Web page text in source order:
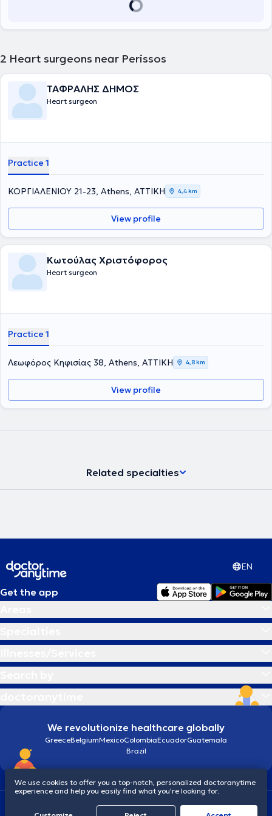
2 Heart surgeons near Perissos
ΤΑΦΡΑΛΗΣ ΔΗΜΟΣ
Heart surgeon
Practice 1
ΚΟΡΓΙΑΛΕΝΙΟΥ 21-23, Athens, ΑΤΤΙΚΗ 4,4 km
View profile
Κωτούλας Χριστόφορος
Heart surgeon
Practice 1
Λεωφόρος Κηφισίας 38, Athens, ΑΤΤΙΚΗ 4,8 km
View profile
Related specialties
EN
Get the app
We revolutionize healthcare globally
GreeceBelgiumMexicoColombiaEcuadorGuatemala
Brazil
Cookiesdoctoranytime: Data Protection Policy
We use cookies to offer you a top-notch, personalized doctoranytime
experience and help you easily find what you’re looking for.